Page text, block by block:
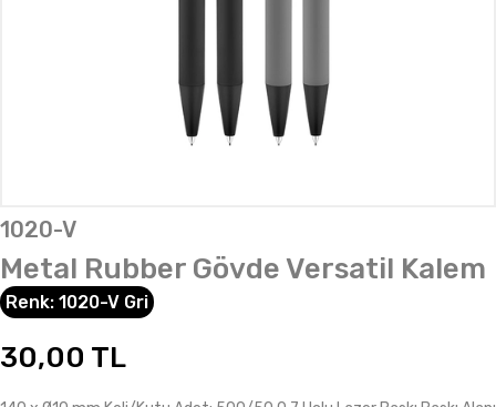
1020-V
Metal Rubber Gövde Versatil Kalem
Renk: 1020-V Gri
30,00 TL